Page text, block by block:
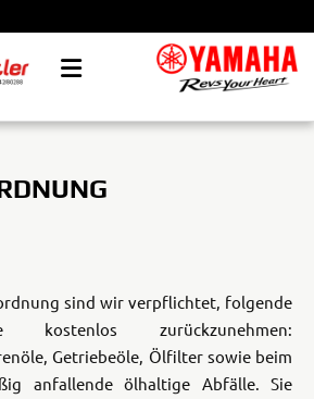
sind wir verpflichtet, folgende
kostenlos zurückzunehmen:
Getriebeöle, Ölfilter sowie beim
anfallende ölhaltige Abfälle. Sie